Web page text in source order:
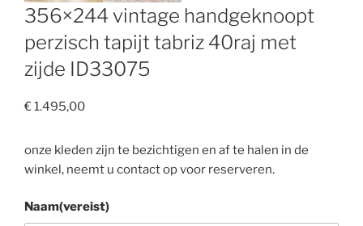
356×244 vintage handgeknoopt
perzisch tapijt tabriz 40raj met
zijde ID33075
€1.495,00
onze kleden zijn te bezichtigen en af te halen in de
winkel, neemt u contact op voor reserveren.
Naam(vereist)